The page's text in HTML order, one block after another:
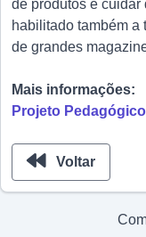
de produtos e cuidar
habilitado também a
de grandes
Mais informações:
Projeto
Voltar